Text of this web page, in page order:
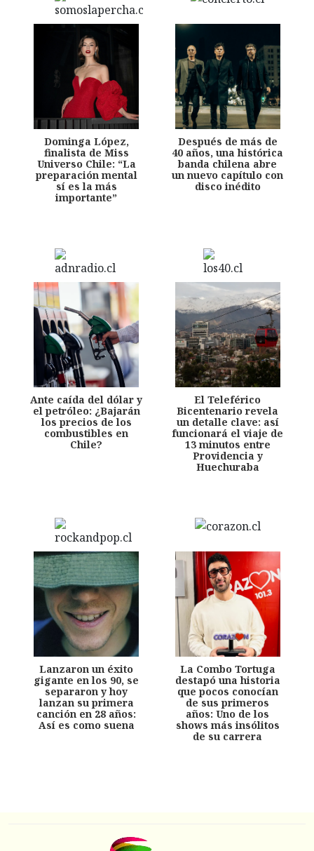
Dominga López,
finalista de Miss
Universo Chile: “La
preparación mental
sí es la más
importante”
Después de más de
40 años, una histórica
banda chilena abre
un nuevo capítulo con
disco inédito
Ante caída del dólar y
el petróleo: ¿Bajarán
los precios de los
combustibles en
Chile?
El Teleférico
Bicentenario revela
un detalle clave: así
funcionará el viaje de
13 minutos entre
Providencia y
Huechuraba
Lanzaron un éxito
gigante en los 90, se
separaron y hoy
lanzan su primera
canción en 28 años:
Así es como suena
La Combo Tortuga
destapó una historia
que pocos conocían
de sus primeros
años: Uno de los
shows más insólitos
de su carrera